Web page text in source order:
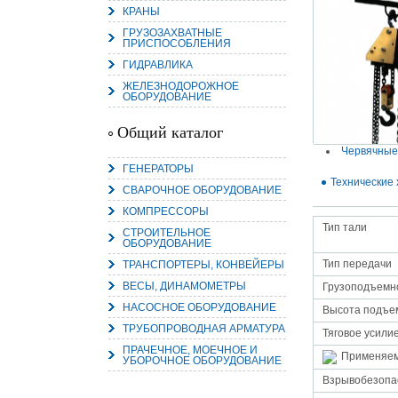
КРАНЫ
ГРУЗОЗАХВАТНЫЕ
ПРИСПОСОБЛЕНИЯ
ГИДРАВЛИКА
ЖЕЛЕЗНОДОРОЖНОЕ
ОБОРУДОВАНИЕ
Общий каталог
ГЕНЕРАТОРЫ
СВАРОЧНОЕ ОБОРУДОВАНИЕ
КОМПРЕССОРЫ
СТРОИТЕЛЬНОЕ
ОБОРУДОВАНИЕ
ТРАНСПОРТЕРЫ, КОНВЕЙЕРЫ
ВЕСЫ, ДИНАМОМЕТРЫ
НАСОСНОЕ ОБОРУДОВАНИЕ
ТРУБОПРОВОДНАЯ АРМАТУРА
ПРАЧЕЧНОЕ, МОЕЧНОЕ И
УБОРОЧНОЕ ОБОРУДОВАНИЕ
Технические
Тип тали
Тип передачи
Высота
Тяговое